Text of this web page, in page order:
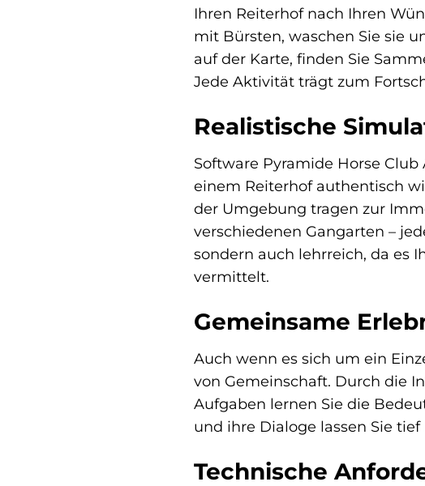
Ihren Reiterhof nach Ihren
mit Bürsten, waschen Sie sie
auf der Karte, finden Sie
Jede Aktivität trägt zum
Realistische
Software Pyramide Horse
einem Reiterhof authentisch
der Umgebung tragen zur
verschiedenen Gangarten –
sondern auch lehrreich, da es
vermittelt.
Gemeinsame
Auch wenn es sich um ein
von Gemeinschaft. Durch die
Aufgaben lernen Sie die
und ihre Dialoge lassen Sie
Technische